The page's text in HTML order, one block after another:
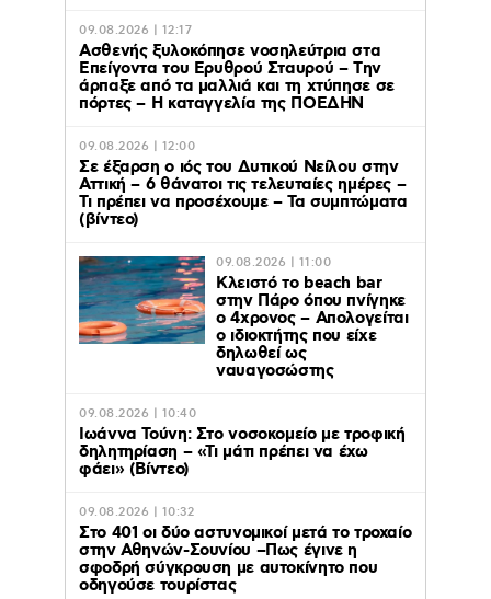
09.08.2026 | 12:17
Ασθενής ξυλοκόπησε νοσηλεύτρια στα
Επείγοντα του Ερυθρού Σταυρού – Tην
άρπαξε από τα μαλλιά και τη χτύπησε σε
πόρτες – Η καταγγελία της ΠΟΕΔΗΝ
09.08.2026 | 12:00
Σε έξαρση ο ιός του Δυτικού Νείλου στην
Αττική – 6 θάνατοι τις τελευταίες ημέρες –
Τι πρέπει να προσέχουμε – Τα συμπτώματα
(βίντεο)
09.08.2026 | 11:00
Κλειστό το beach bar
στην Πάρο όπου πνίγηκε
ο 4χρονος – Απολογείται
ο ιδιοκτήτης που είχε
δηλωθεί ως
ναυαγοσώστης
09.08.2026 | 10:40
Ιωάννα Τούνη: Στο νοσοκομείο με τροφική
δηλητηρίαση – «Τι μάτι πρέπει να έχω
φάει» (Βίντεο)
09.08.2026 | 10:32
Στο 401 οι δύο αστυνομικοί μετά το τροχαίο
στην Αθηνών-Σουνίου –Πως έγινε η
σφοδρή σύγκρουση με αυτοκίνητο που
οδηγούσε τουρίστας